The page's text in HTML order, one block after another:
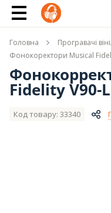
Ім'я
Телефон
Головна Програвачі
Фонокоректори Musical
Fidelity V90-
Код товару: 33340